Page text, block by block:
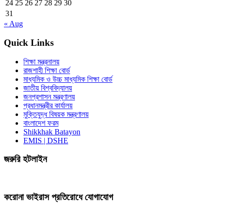
24 25 26 27 28 29 30
31
« Aug
Quick Links
শিক্ষা মন্ত্রনালয়
রাজশাহী শিক্ষা বোর্ড
মাধ্যমিক ও উচ্চ মাধ্যমিক শিক্ষা বোর্ড
জাতীয় বিশ্ববিদ্যালয়
জনপ্রশাসন মন্ত্রণালয়
প্রধানমন্ত্রীর কার্যালয়
মুক্তিযুদ্ধ বিষয়ক মন্ত্রণালয়
বাংলাদেশ ফরম
Shikkhak Batayon
EMIS | DSHE
জরুরি হটলাইন
করোনা ভাইরাস প্রতিরোধে যোগাযোগ